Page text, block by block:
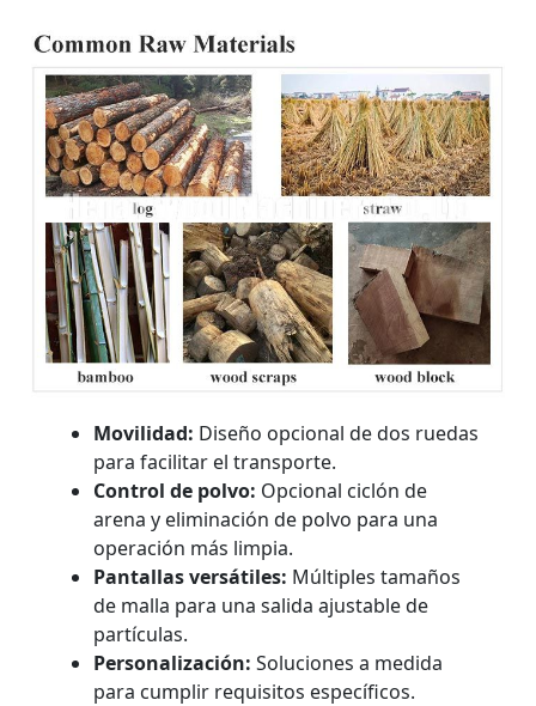
Movilidad: Diseño opcional de dos ruedas
para facilitar el transporte.
Control de polvo: Opcional ciclón de
arena y eliminación de polvo para una
operación más limpia.
Pantallas versátiles: Múltiples tamaños
de malla para una salida ajustable de
partículas.
Personalización: Soluciones a medida
para cumplir requisitos específicos.